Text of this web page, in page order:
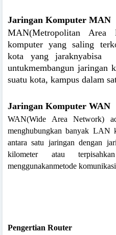
Jaringan Komputer MAN
MAN(Metropolitan Area
komputer yang saling
kota yang jaraknyabisa
untukmembangun jaringan
suatu kota, kampus dalam
Jaringan Komputer WAN
WAN(Wide Area Network)
menghubungkan banyak LAN
antara satu jaringan dengan
kilometer atau
menggunakanmetode
Pengertian Router